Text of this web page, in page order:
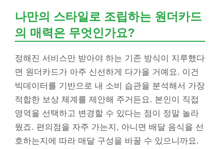
나만의 스타일로 조립하는 원더카드
의 매력은 무엇인가요?
정해진 서비스만 받아야 하는 기존 방식이 지루했다
면 원더카드가 아주 신선하게 다가올 거예요. 이건
빅데이터를 기반으로 내 소비 습관을 분석해서 가장
적합한 보상 체계를 제안해 주거든요. 본인이 직접
영역을 선택하고 변경할 수 있다는 점이 정말 놀라
웠죠. 편의점을 자주 가는지, 아니면 배달 음식을 선
호하는지에 따라 매달 구성을 바꿀 수 있으니까요.